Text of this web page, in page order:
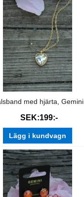
med hjärta, Gemini
SEK:199:-
Lägg i kundvagn